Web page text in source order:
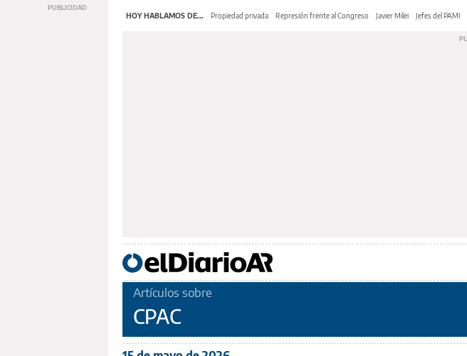
HOY HABLAMOS DE... Propiedad privada Represión frente al Congreso Javier Milei Jefes del PAMI
Artículos sobre
CPAC